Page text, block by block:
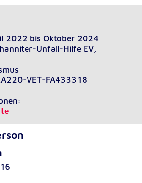
2022 bis Oktober 2024
Unfall-Hilfe EV,
VET-FA433318